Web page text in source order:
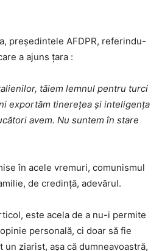
președintele AFDPR, referindu-
a ajuns țara :
tăiem lemnul pentru turci
exportăm tinerețea și inteligența
avem. Nu suntem în stare
în acele vremuri, comunismul
de credință, adevărul.
este acela de a nu-i permite
personală, ci doar să fie
un ziarist, așa că dumneavoastră,